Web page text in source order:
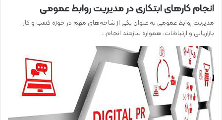
انجام کارهای ابتکاری در مدیریت روابط عمومی
مدیریت روابط عمومی به عنوان یکی از شاخه‌های مهم در حوزه کسب و کار،
بازاریابی و ارتباطات، همواره نیازمند انجام…